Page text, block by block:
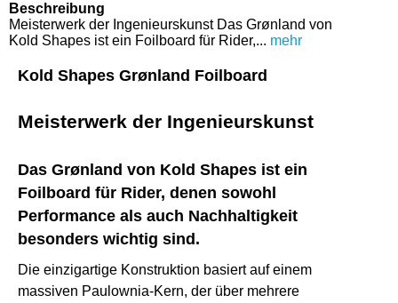
Beschreibung
Meisterwerk der Ingenieurskunst Das Grønland von
Kold Shapes ist ein Foilboard für Rider,... mehr
Kold Shapes Grønland Foilboard
Meisterwerk der Ingenieurskunst
Das Grønland von Kold Shapes ist ein
Foilboard für Rider, denen sowohl
Performance als auch Nachhaltigkeit
besonders wichtig sind.
Die einzigartige Konstruktion basiert auf einem
massiven Paulownia-Kern, der über mehrere